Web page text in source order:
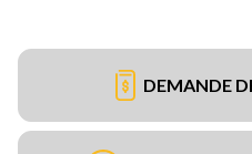
DEMANDE